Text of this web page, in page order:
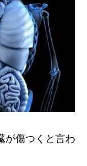
が傷つくと言わ